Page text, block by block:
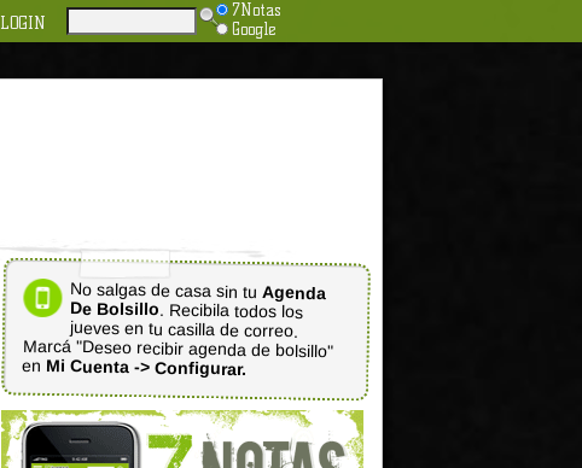
LOGIN
7Notas
Google
No salgas de casa sin tu Agenda
De Bolsillo. Recibila todos los
jueves en tu casilla de correo.
Marcá "Deseo recibir agenda de bolsillo"
en Mi Cuenta -> Configurar.